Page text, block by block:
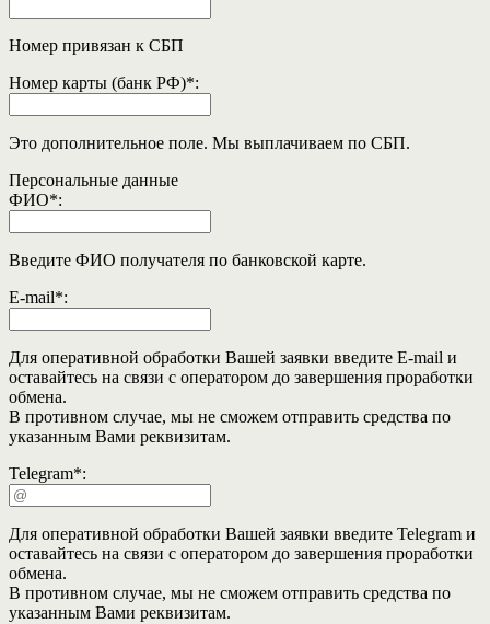
Номер привязан к СБП
Номер карты (банк РФ)*:
Это дополнительное поле. Мы выплачиваем по СБП.
Персональные данные
ФИО*:
Введите ФИО получателя по банковской карте.
E-mail*:
Для оперативной обработки Вашей заявки введите E-mail и
оставайтесь на связи с оператором до завершения проработки
обмена.
В противном случае, мы не сможем отправить средства по
указанным Вами реквизитам.
Telegram*:
Для оперативной обработки Вашей заявки введите Telegram и
оставайтесь на связи с оператором до завершения проработки
обмена.
В противном случае, мы не сможем отправить средства по
указанным Вами реквизитам.